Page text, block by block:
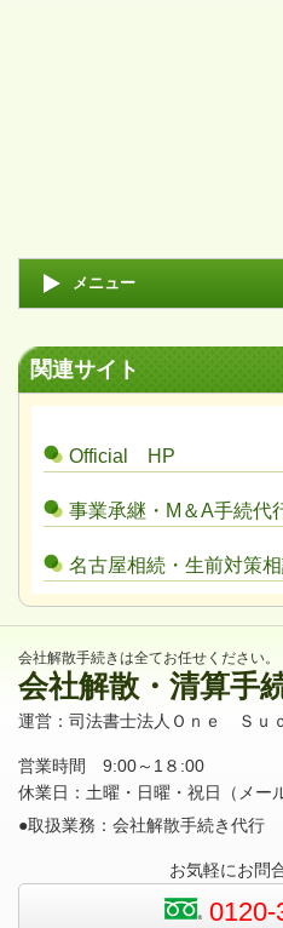
メニュー
関連サイト
Official HP
事業承継・M＆A手続代
名古屋相続・生前対策
会社解散手続きは全てお任せください。
会社解散・清算手
運営：司法書士法人Ｏｎｅ Ｓｕ
営業時間 9:00～1８:00
休業日：土曜・日曜・祝日（メー
●取扱業務：会社解散手続き代行
お気軽にお問
0120-